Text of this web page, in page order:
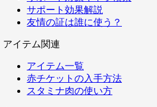
サポート効果解説
友情の証は誰に使う？
アイテム関連
アイテム一覧
赤チケットの入手方法
スタミナ肉の使い方